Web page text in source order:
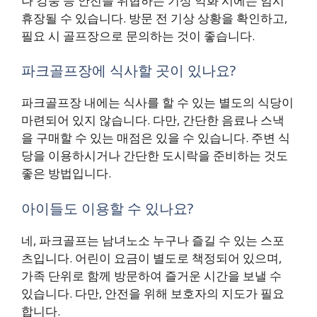
휴장될 수 있습니다. 방문 전 기상 상황을 확인하고,
필요 시 골프장으로 문의하는 것이 좋습니다.
파크골프장에 식사할 곳이 있나요?
파크골프장 내에는 식사를 할 수 있는 별도의 식당이
마련되어 있지 않습니다. 다만, 간단한 음료나 스낵
을 구매할 수 있는 매점은 있을 수 있습니다. 주변 식
당을 이용하시거나 간단한 도시락을 준비하는 것도
좋은 방법입니다.
아이들도 이용할 수 있나요?
네, 파크골프는 남녀노소 누구나 즐길 수 있는 스포
츠입니다. 어린이 요금이 별도로 책정되어 있으며,
가족 단위로 함께 방문하여 즐거운 시간을 보낼 수
있습니다. 다만, 안전을 위해 보호자의 지도가 필요
합니다.